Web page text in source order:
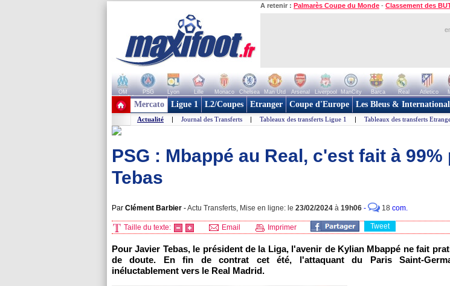
A retenir : Palmarès Coupe du Monde - Classement des
OM PSG Lyon Lille Monaco Chelsea Man Utd Arsenal Liverpool ManCity Barca Real Atletico
+ de clubs
Mercato Ligue 1 L2/Coupes Etranger Coupe d'Europe Les Bleus & International
Actualité | Journal des Transferts | Tableaux des transferts Ligue 1 | Tableaux des transferts
PSG : Mbappé au Real, c'est fait à 99%
Tebas
Par Clément Barbier -Actu Transferts, Mise en ligne: le 23/02/2024 à 19h06 - 18 com.
Taille du texte: Email Imprimer Tweet
Pour Javier Tebas, le président de la Liga, l'avenir de Kylian Mbappé ne fait
de doute. En fin de contrat cet été, l'attaquant du Paris Saint-
inéluctablement vers le Real Madrid.